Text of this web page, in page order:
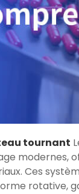
tournant
modernes,
Ces
rotative,